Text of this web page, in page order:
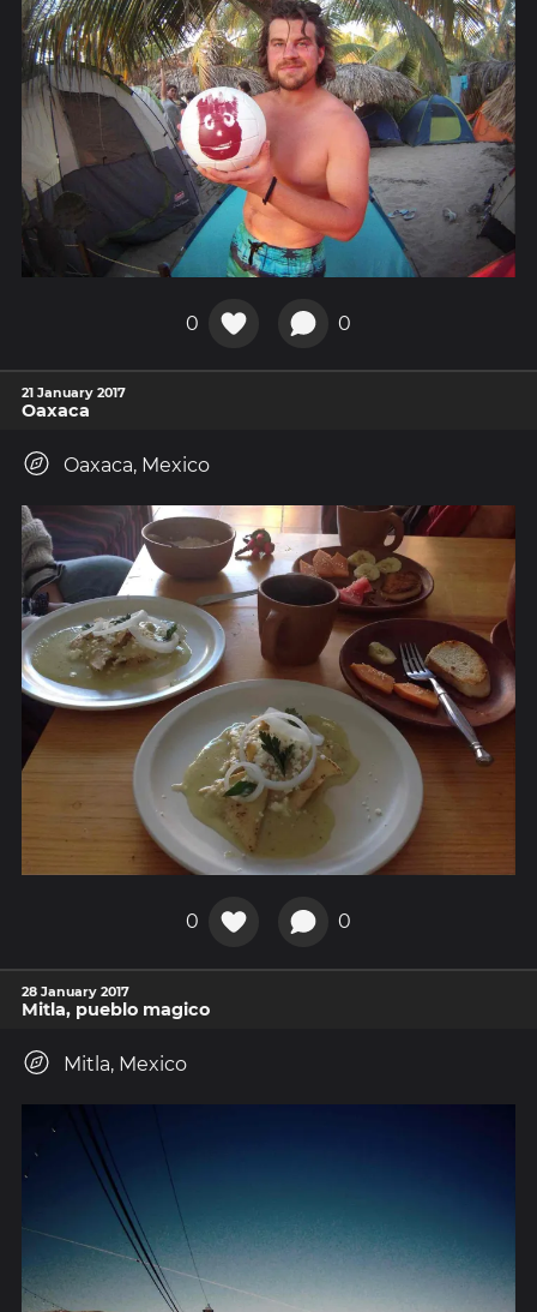
0 0
21 January 2017
Oaxaca
Oaxaca, Mexico
0 0
28 January 2017
Mitla, pueblo magico
Mitla, Mexico